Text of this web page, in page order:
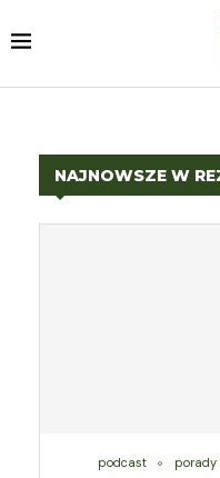
NAJNOWSZE W
podcast porady